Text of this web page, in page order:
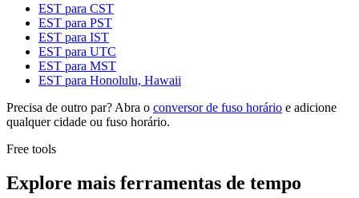
EST para CST
EST para PST
EST para IST
EST para UTC
EST para MST
EST para Honolulu, Hawaii
Precisa de outro par? Abra o conversor de fuso horário e adicione
qualquer cidade ou fuso horário.
Free tools
Explore mais ferramentas de tempo